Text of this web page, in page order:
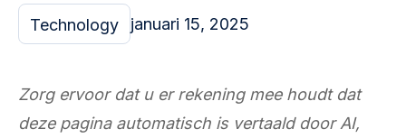
Technology januari 15, 2025
Zorg ervoor dat u er rekening mee houdt dat
deze pagina automatisch is vertaald door AI,